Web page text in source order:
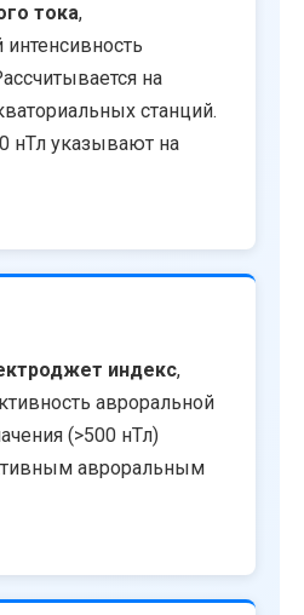
тока,
на
станций.
нТл указывают на
индекс,
авроральной
(>500 нТл)
авроральным